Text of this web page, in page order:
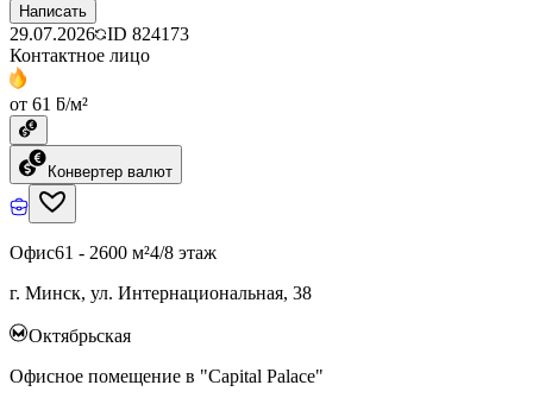
Написать
29.07.2026 ID 824173
Контактное лицо
от 61 ƃ/м²
Конвертер валют
Офис61 - 2600 м²4/8 этаж
г. Минск, ул. Интернациональная, 38
Октябрьская
Офисное помещение в "Capital Palace"